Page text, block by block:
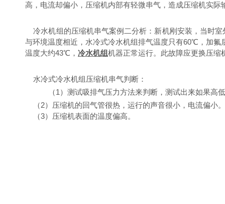
高，电流却偏小，压缩机内部有轻微串气，造成压缩机实际
冷水机组的压缩机串气案例二分析：新机刚安装，当时
与环境温度相近，水冷式冷水机组排气温度只有60℃，加
温度大约43℃， 冷水机组机器正常运行。此故障应更换压缩
水冷式冷水机组压缩机串气判断：
（1）测试吸排气压力方法来判断，测试出来如果高
（2）压缩机的回气管很热，运行的声音很小，电流偏小。
（3）压缩机表面的温度偏高。